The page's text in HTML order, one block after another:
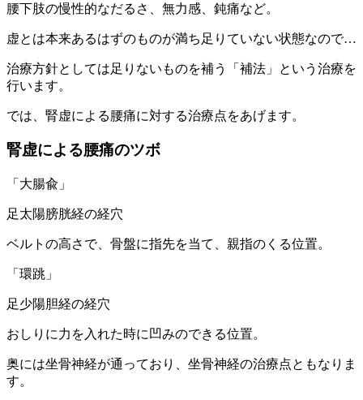
腰下肢の慢性的なだるさ、無力感、鈍痛など。
虚とは本来あるはずのものが満ち足りていない状態なので…
治療方針としては足りないものを補う「補法」という治療を
行います。
では、腎虚による腰痛に対する治療点をあげます。
腎虚による腰痛のツボ
「大腸兪」
足太陽膀胱経の経穴
ベルトの高さで、骨盤に指先を当て、親指のくる位置。
「環跳」
足少陽胆経の経穴
おしりに力を入れた時に凹みのできる位置。
奥には坐骨神経が通っており、坐骨神経の治療点ともなりま
す。